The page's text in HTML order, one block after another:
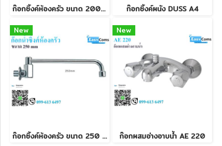
ก๊อกซิ้งค์ห้องครัว ขนาด 200 mm
ก๊อกซิ้งค์ผนัง DUSS A4
New
ก๊อกซิ้งค์ห้องครัว ขนาด 250 mm
New
ก๊อกผสมอ่างอาบน้ำ AE 220